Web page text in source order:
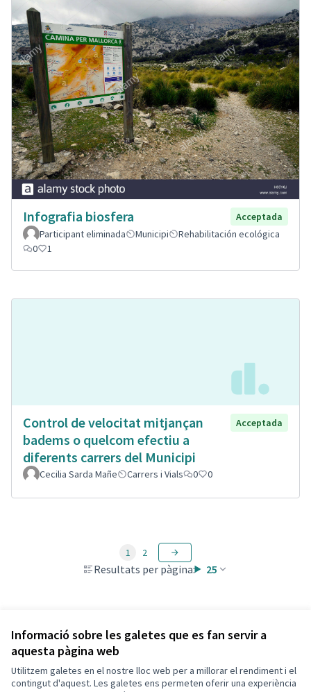
Informació sobre les galetes que es fan servir a
aquesta pàgina web
Utilitzem galetes en el nostre lloc web per a millorar el rendiment i el
contingut d'aquest. Les galetes ens permeten oferir una experiència
Infografia biosfera
Acceptada
Participant eliminada
Municipi
Rehabilitación ecológica
0
1
Control de velocitat mitjançan
badems o quelcom efectiu a
diferents carrers del Municipi
Acceptada
Cecilia Sarda Mañe Carrers i Vials 0 0
Resultats per pàgina: 25
1 2
Veure totes les propostes retirades
Termes i condicions d'ús
Configuració de les galetes